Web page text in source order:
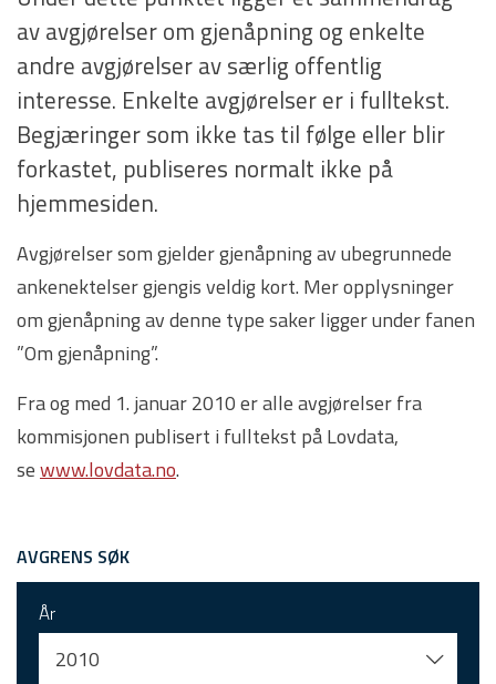
av avgjørelser om gjenåpning og enkelte
andre avgjørelser av særlig offentlig
interesse. Enkelte avgjørelser er i fulltekst.
Begjæringer som ikke tas til følge eller blir
forkastet, publiseres normalt ikke på
hjemmesiden.
Avgjørelser som gjelder gjenåpning av ubegrunnede
ankenektelser gjengis veldig kort. Mer opplysninger
om gjenåpning av denne type saker ligger under fanen
”Om gjenåpning”.
Fra og med 1. januar 2010 er alle avgjørelser fra
kommisjonen publisert i fulltekst på Lovdata,
sewww.lovdata.no.
AVGRENS SØK
År
2010